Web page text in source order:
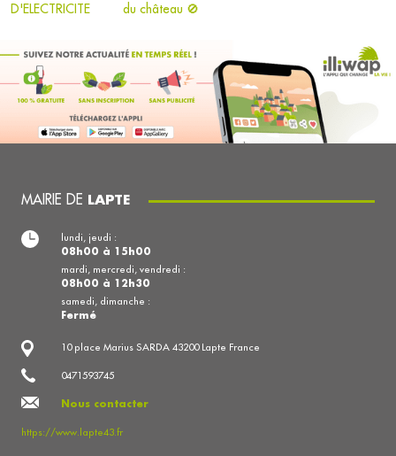
D'ELECTRICITE
du château 🚫
MAIRIE DE LAPTE
10 place Marius SARDA 43200 Lapte France
0471593745
Nous contacter
https://www.lapte43.fr
lundi, jeudi :
08h00 à 15h00
mardi, mercredi, vendredi :
08h00 à 12h30
samedi, dimanche :
Fermé